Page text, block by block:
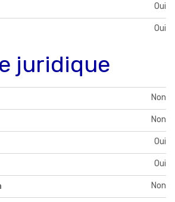
Oui
Oui
juridique
Non
Non
Oui
Oui
Non